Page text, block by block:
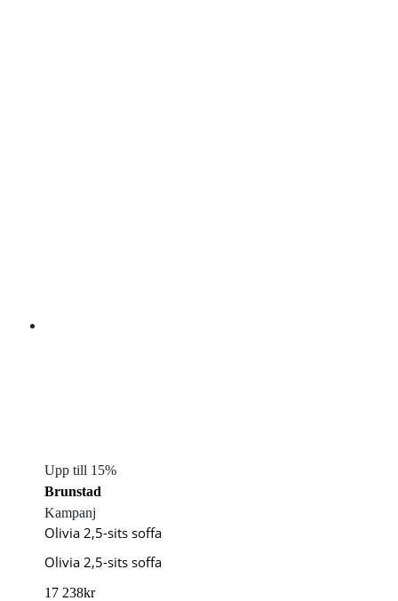
Upp till 15%
Brunstad
Kampanj
Olivia 2,5-sits soffa
Olivia 2,5-sits soffa
17 238kr